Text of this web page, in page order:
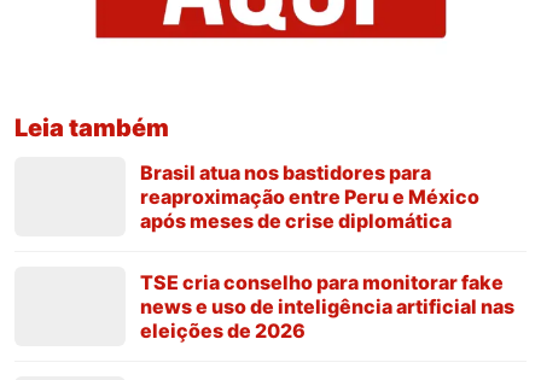
Leia também
Brasil atua nos bastidores para
reaproximação entre Peru e México
após meses de crise diplomática
TSE cria conselho para monitorar fake
news e uso de inteligência artificial nas
eleições de 2026